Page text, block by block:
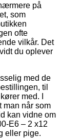
på
som
ofte
vilkår. Det
du oplever
med de
til
med. I
man når som
kan vidne om
E6 – 2 x12
eller pige.